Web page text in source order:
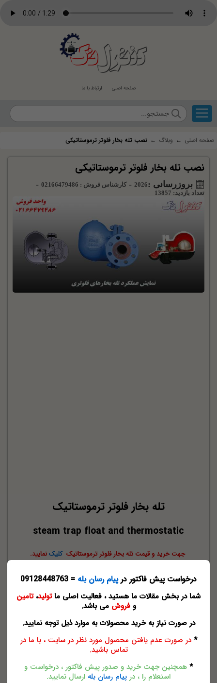
کنترلتک
صفحه اصلی ارتباط با ما
صفحه اصلی ← وبلاگ ← نصب تله بخار فلوتر ترموستاتیکی
نصب تله بخار فلوتر ترموستاتیکی
بروزرسانی :2026
-کارشناس فروش : 02166479486 -
تعداد بازدید: 13857
تله بخار فلوتر ترموستاتیک
steam trap float and thermostatic
جهت خرید و قیمت تله بخار فلوتر ترموستاتیککلیکنمایید.
با مشاهده این کلیپ های آموزشی نصب تله بخا فلوتری و
همچنین مکانیزم عملکرد تله بخار فلوتری را به خوبی فراخواهید گرفت.
استیم تراپ فلوتری
تله بخار فلوتری
تله بخار فلوتر ترموستاتیکی عیوض
درخواست پیش فاکتور درپیام رسان بله = 09128448763
شما در بخش مقالات ما هستید ، فعالیت اصلی ماتولید، تامین
و فروش می باشد.
در صورت نیاز به خرید محصولات به موارد ذیل توجه نمایید.
*در صورت عدم یافتن محصول مورد نظر در سایت ، با ما در
تماس باشید.
* همچنین جهت خرید و صدور پیش فاکتور ، درخواست و
استعلام را ، در پیام رسان بله ارسال نمایید.